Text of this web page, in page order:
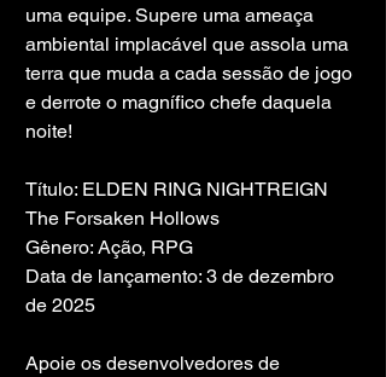
uma equipe. Supere uma ameaça
ambiental implacável que assola uma
terra que muda a cada sessão de jogo
e derrote o magnífico chefe daquela
noite!
Título: ELDEN RING NIGHTREIGN
The Forsaken Hollows
Gênero: Ação, RPG
Data de lançamento: 3 de dezembro
de 2025
Apoie os desenvolvedores de